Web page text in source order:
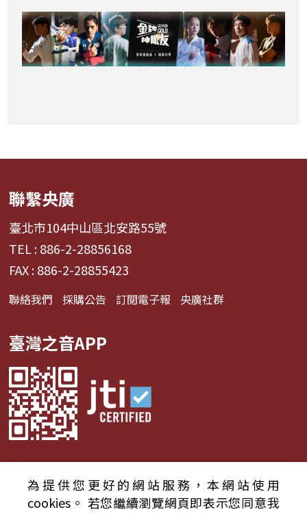
聯繫央廣
臺北市104中山區北安路55號
TEL : 886-2-28856168
FAX : 886-2-28855423
聯絡我們 採購公告 訂閱電子報 央廣社群
臺灣之音APP
© 2024財團法人中央廣播電臺 版權所有
為提供您更好的網站服務，本網站使用
cookies。 若您繼續瀏覽網頁即表示您同意我